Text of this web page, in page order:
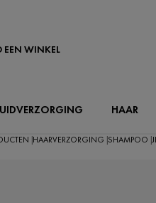
EEN WINKEL
HAAR
HAARVERZORGING SHAMPOO